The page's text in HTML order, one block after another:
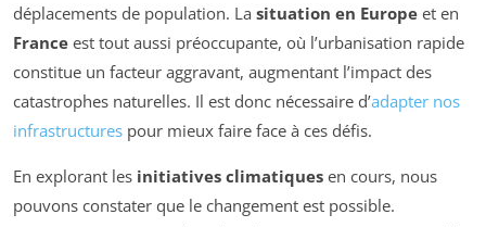
déplacements de population. La situation en Europe et en
France est tout aussi préoccupante, où l’urbanisation rapide
constitue un facteur aggravant, augmentant l’impact des
catastrophes naturelles. Il est donc nécessaire d’adapter nos
infrastructures pour mieux faire face à ces défis.
En explorant les initiatives climatiques en cours, nous
pouvons constater que le changement est possible.